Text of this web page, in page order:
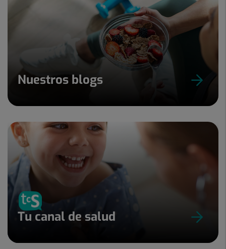
Nuestros blogs
Tu canal de salud